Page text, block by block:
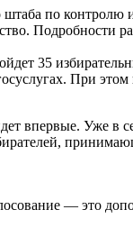
по
Подробности
35
При
Уже в
— это